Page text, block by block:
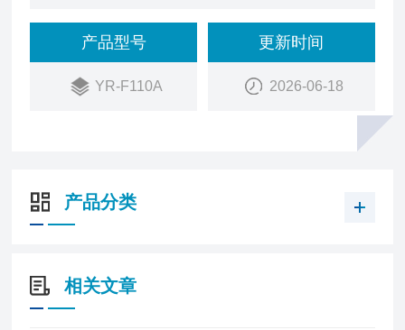
☆ RS485总线，4G或者LoRa无线（选配）；
☆ 标准三线制4-20mA电流输出，抗干扰能力强，易
于远距离信号传输；
产品型号
YR-F110A
更新时间
2026-06-18
产品分类
相关文章